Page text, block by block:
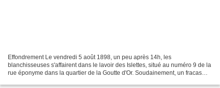
Effondrement Le vendredi 5 août 1898, un peu après 14h, les
blanchisseuses s'affairent dans le lavoir des Islettes, situé au numéro 9 de la
rue éponyme dans la quartier de la Goutte d'Or. Soudainement, un fracas